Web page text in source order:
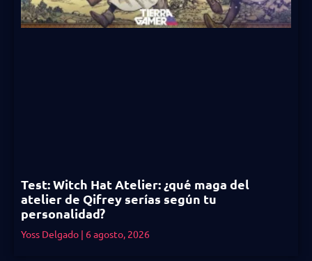
Test: Witch Hat Atelier: ¿qué maga del
atelier de Qifrey serías según tu
personalidad?
Yoss Delgado 6 agosto, 2026